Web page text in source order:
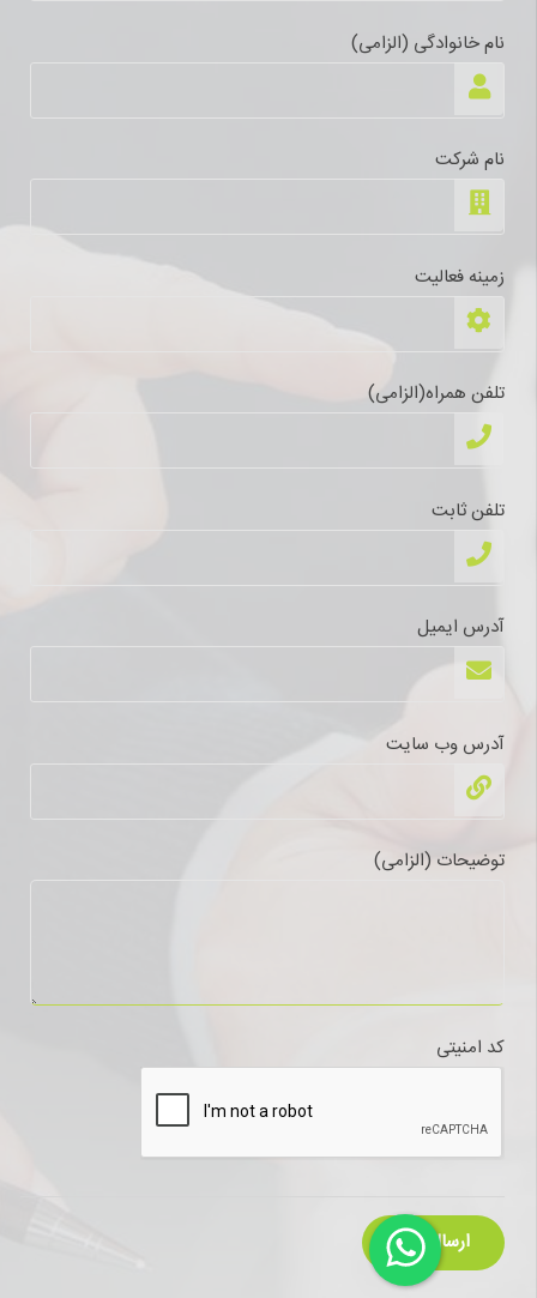
نام خانوادگی (الزامی)
نام شرکت
زمینه فعالیت
تلفن همراه(الزامی)
تلفن ثابت
آدرس ایمیل
آدرس وب سایت
توضیحات (الزامی)
کد امنیتی